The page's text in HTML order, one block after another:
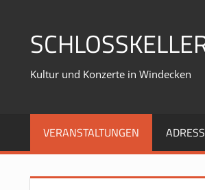
springen
Kultur und Konzerte in Windecken
VERANSTALTUNGEN